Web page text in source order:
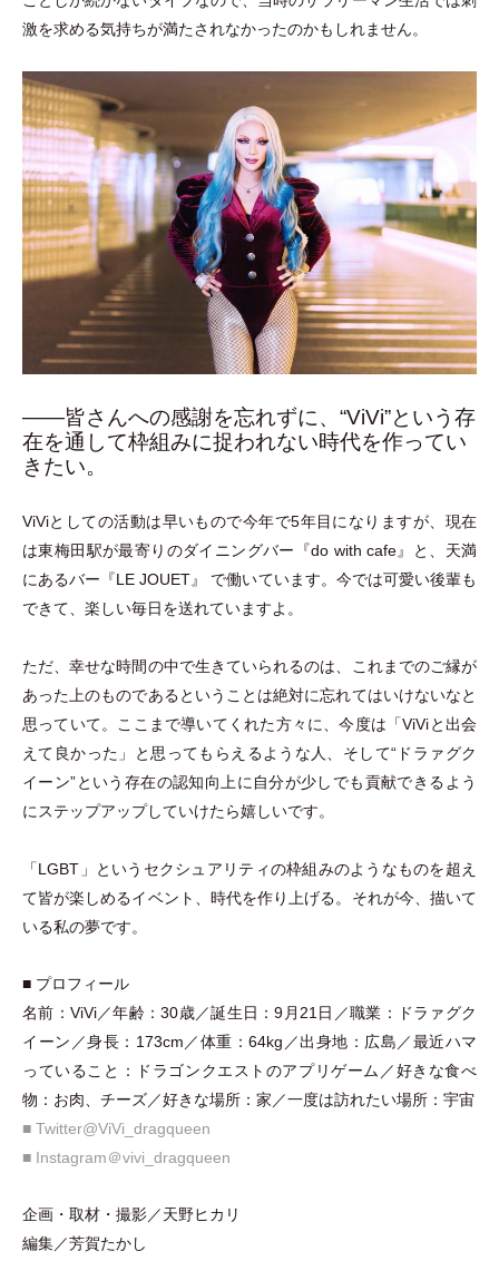
激を求める気持ちが満たされなかったのかもしれません。
――皆さんへの感謝を忘れずに、“ViVi”という存
在を通して枠組みに捉われない時代を作ってい
きたい。
ViViとしての活動は早いもので今年で5年目になりますが、現在
は東梅田駅が最寄りのダイニングバー『do with cafe』と、天満
にあるバー『LE JOUET』 で働いています。今では可愛い後輩も
できて、楽しい毎日を送れていますよ。
ただ、幸せな時間の中で生きていられるのは、これまでのご縁が
あった上のものであるということは絶対に忘れてはいけないなと
思っていて。ここまで導いてくれた方々に、今度は 「ViViと出会
えて良かった 」
と思ってもらえるような人、そして“ドラァグク
イーン”という存在の認知向上に自分が少しでも貢献できるよう
にステップアップしていけたら嬉しいです。
「LGBT 」
というセクシュアリティの枠組みのようなものを超え
て皆が楽しめるイベント、時代を作り上げる。それが今、描いて
いる私の夢です。
■ プロフィール
名前： ViVi／年齢：30歳／誕生日：9 月 21 日／職業：ドラァグク
イーン／身長： 173cm ／体重： 64kg ／出身地：広島／最近ハマ
っていること：ドラゴンクエストのアプリゲーム／好きな食べ
物：お肉、チーズ／好きな場所：家／一度は訪れたい場所：宇宙
■ Twitter@ViVi_dragqueen
■ Instagram＠vivi_dragqueen
企画 ・ 取材 ・ 撮影／天野ヒカリ
編集／芳賀たかし